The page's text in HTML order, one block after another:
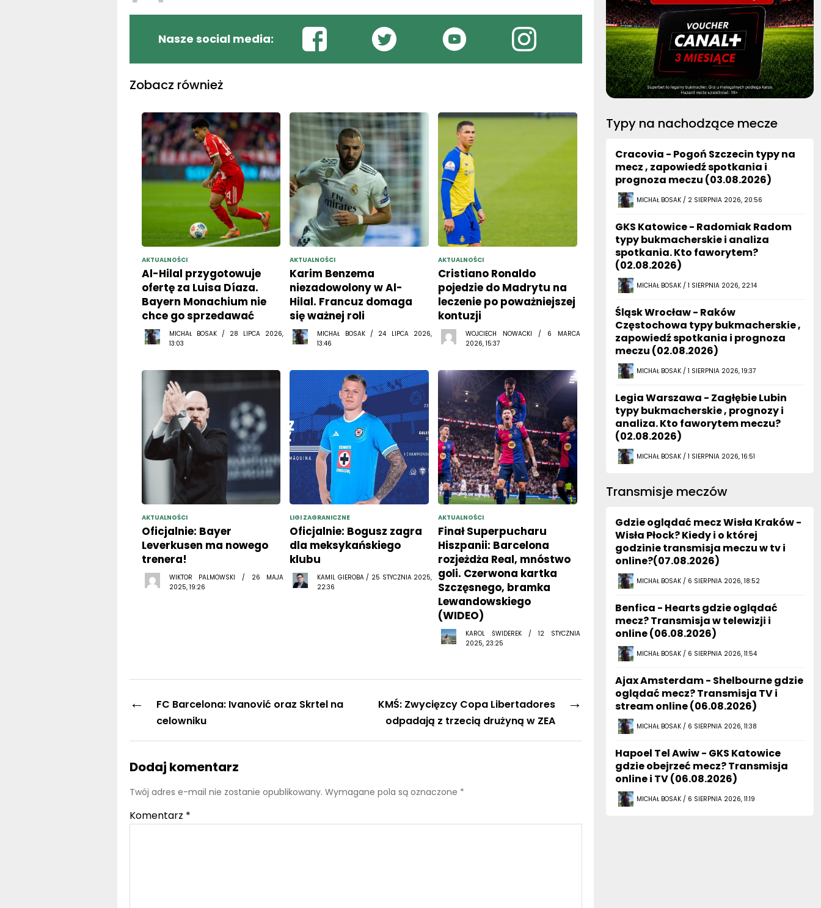
Nasze social media:
Zobacz również
AKTUALNOŚCI
Al-Hilal przygotowuje
ofertę za Luisa Díaza.
Bayern Monachium nie
chce go sprzedawać
MICHAŁ BOSAK / 28 LIPCA 2026,
13:03
AKTUALNOŚCI
Karim Benzema
niezadowolony w Al-
Hilal. Francuz domaga
się ważnej roli
MICHAŁ BOSAK / 24 LIPCA 2026,
13:46
AKTUALNOŚCI
Cristiano Ronaldo
pojedzie do Madrytu na
leczenie po poważniejszej
kontuzji
WOJCIECH NOWACKI / 6 MARCA
2026, 15:37
AKTUALNOŚCI
Oficjalnie: Bayer
Leverkusen ma nowego
trenera!
WIKTOR PALMOWSKI / 26 MAJA
2025, 19:26
LIGI ZAGRANICZNE
Oficjalnie: Bogusz zagra
dla meksykańskiego
klubu
KAMIL GIEROBA / 25 STYCZNIA 2025,
22:36
AKTUALNOŚCI
Finał Superpucharu
Hiszpanii: Barcelona
rozjeżdża Real, mnóstwo
goli. Czerwona kartka
Szczęsnego, bramka
Lewandowskiego
(WIDEO)
KAROL ŚWIDEREK / 12 STYCZNIA
2025, 23:25
←
FC Barcelona: Ivanović oraz Skrtel na
celowniku
→
KMŚ: Zwycięzcy Copa Libertadores
odpadają z trzecią drużyną w ZEA
Dodaj komentarz
Twój adres e-mail nie zostanie opublikowany. Wymagane pola są oznaczone *
Komentarz *
Typy na nachodzące mecze
Cracovia - Pogoń Szczecin typy na
mecz , zapowiedź spotkania i
prognoza meczu (03.08.2026)
MICHAŁ BOSAK / 2 SIERPNIA 2026, 20:56
GKS Katowice - Radomiak Radom
typy bukmacherskie i analiza
spotkania. Kto faworytem?
(02.08.2026)
MICHAŁ BOSAK / 1 SIERPNIA 2026, 22:14
Śląsk Wrocław - Raków
Częstochowa typy bukmacherskie ,
zapowiedź spotkania i prognoza
meczu (02.08.2026)
MICHAŁ BOSAK / 1 SIERPNIA 2026, 19:37
Legia Warszawa - Zagłębie Lubin
typy bukmacherskie , prognozy i
analiza. Kto faworytem meczu?
(02.08.2026)
MICHAŁ BOSAK / 1 SIERPNIA 2026, 16:51
Transmisje meczów
Gdzie oglądać mecz Wisła Kraków -
Wisła Płock? Kiedy i o której
godzinie transmisja meczu w tv i
online?(07.08.2026)
MICHAŁ BOSAK / 6 SIERPNIA 2026, 18:52
Benfica - Hearts gdzie oglądać
mecz? Transmisja w telewizji i
online (06.08.2026)
MICHAŁ BOSAK / 6 SIERPNIA 2026, 11:54
Ajax Amsterdam - Shelbourne gdzie
oglądać mecz? Transmisja TV i
stream online (06.08.2026)
MICHAŁ BOSAK / 6 SIERPNIA 2026, 11:38
Hapoel Tel Awiw - GKS Katowice
gdzie obejrzeć mecz? Transmisja
online i TV (06.08.2026)
MICHAŁ BOSAK / 6 SIERPNIA 2026, 11:19